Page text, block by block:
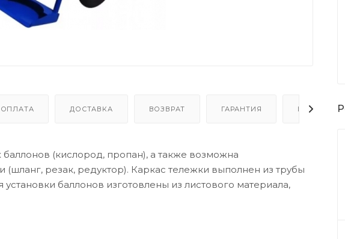
ОПЛАТА ДОСТАВКА ВОЗВРАТ ГАРАНТИЯ ВОПРОС-
(кислород, пропан), а также возможна
резак, редуктор). Каркас тележки выполнен из трубы
баллонов изготовлены из листового материала,